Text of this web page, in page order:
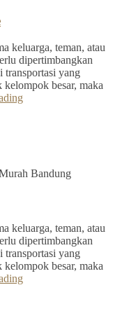
keluarga, teman, atau
dipertimbangkan
transportasi yang
besar, maka
Bandung
keluarga, teman, atau
dipertimbangkan
transportasi yang
besar, maka